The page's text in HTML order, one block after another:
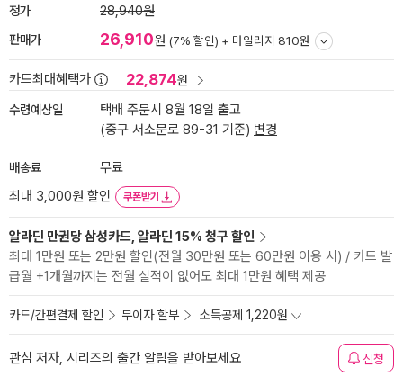
정가 28,940원
판매가 26,910원 (7% 할인) + 마일리지 810원
카드최대혜택가 22,874원
수령예상일
택배 주문시 8월 18일 출고
(중구 서소문로 89-31 기준) 변경
배송료
무료
최대 3,000원 할인
쿠폰받기
알라딘 만권당 삼성카드, 알라딘 15% 청구 할인
최대 1만원 또는 2만원 할인(전월 30만원 또는 60만원 이용 시) / 카드 발
급월 +1개월까지는 전월 실적이 없어도 최대 1만원 혜택 제공
카드/간편결제 할인 무이자 할부 소득공제 1,220원
관심 저자, 시리즈의 출간 알림을 받아보세요 신청